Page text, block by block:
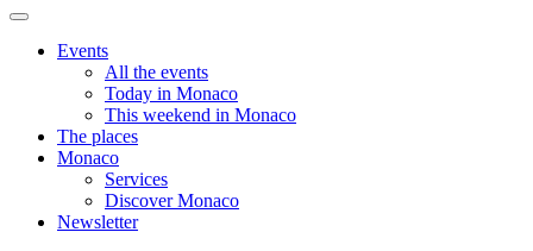
Events
All the events
Today in Monaco
This weekend in Monaco
The places
Monaco
Services
Discover Monaco
Newsletter